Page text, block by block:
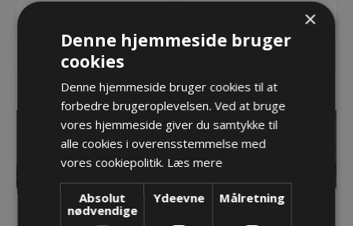
×
Denne hjemmeside bruger
cookies
Denne hjemmeside bruger cookies til at
forbedre brugeroplevelsen. Ved at bruge
vores hjemmeside giver du samtykke til
alle cookies i overensstemmelse med
vores cookiepolitik. Læs mere
Absolut
nødvendige
Ydeevne Målretning